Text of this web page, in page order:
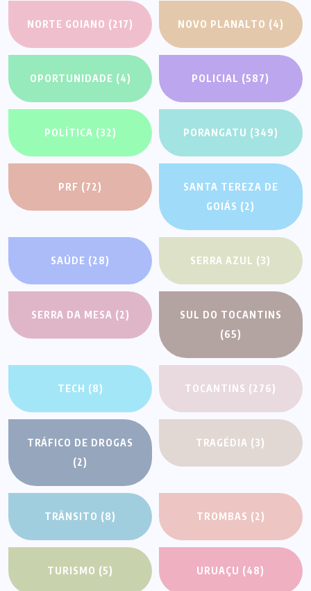
NORTE GOIANO (217) NOVO PLANALTO (4)
OPORTUNIDADE (4) POLICIAL (587)
POLÍTICA (32) PORANGATU (349)
PRF (72)
SANTA TEREZA DE
GOIÁS (2)
SAÚDE (28) SERRA AZUL (3)
SERRA DA MESA (2)
SUL DO TOCANTINS
(65)
TECH (8) TOCANTINS (276)
TRÁFICO DE DROGAS
(2)
TRAGÉDIA (3)
TRÂNSITO (8) TROMBAS (2)
TURISMO (5) URUAÇU (48)